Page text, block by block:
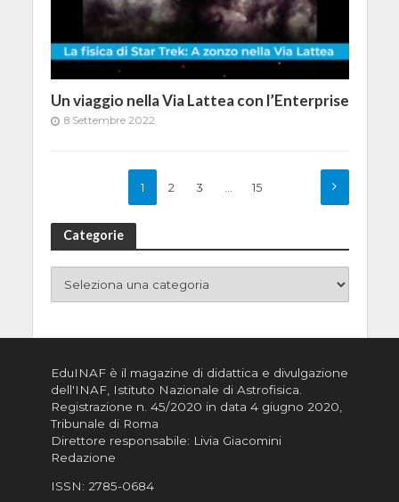
Un viaggio nella Via Lattea con l’Enterprise
8 Settembre 2022
1 2 3 15
Categorie
EduINAF è il magazine di didattica e divulgazione
dell'INAF, Istituto Nazionale di Astrofisica
Registrazione n. 45/2020 in data 4 giugno 2020,
Tribunale di Roma
Direttore responsabile: Livia Giacomini
Redazione
ISSN: 2785-0684